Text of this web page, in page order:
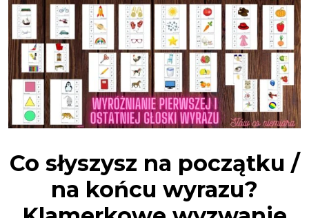
Co słyszysz na początku /
na końcu wyrazu?